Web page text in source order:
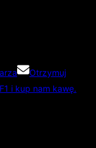
Otrzymuj
i kup nam kawę.